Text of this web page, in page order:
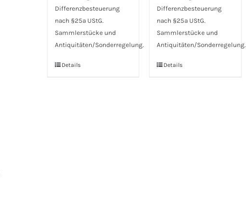
Differenzbesteuerung
nach §25a UStG.
Sammlerstücke und
Antiquitäten/Sonderregelung.
Details
Differenzbesteuerung
nach §25a UStG.
Sammlerstücke und
Antiquitäten/Sonderregelung.
Details